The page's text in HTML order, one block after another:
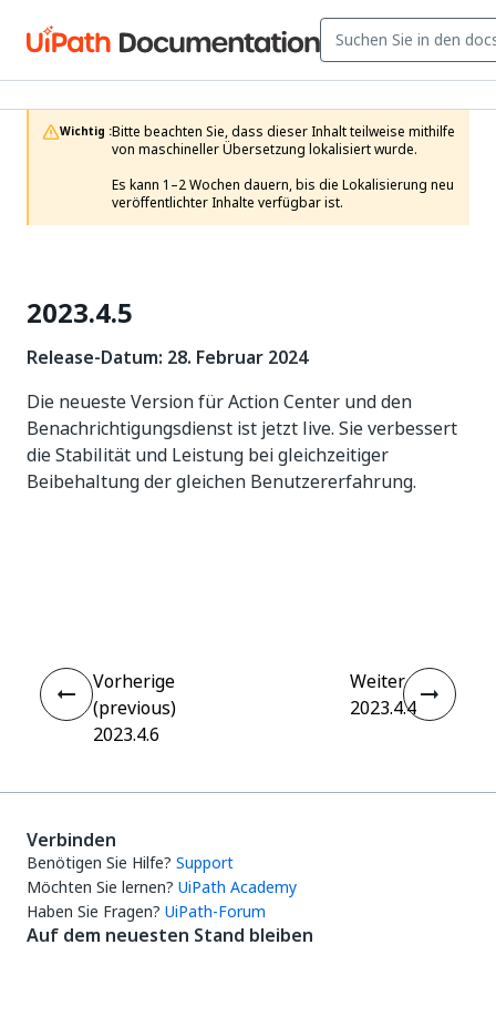
Wichtig :Bitte beachten Sie, dass dieser Inhalt teilweise mithilfe
von maschineller Übersetzung lokalisiert wurde.
Es kann 1–2 Wochen dauern, bis die Lokalisierung neu
veröffentlichter Inhalte verfügbar ist.
2023.4.5
Release-Datum: 28. Februar 2024
Die neueste Version für Action Center und den
Benachrichtigungsdienst ist jetzt live. Sie verbessert
die Stabilität und Leistung bei gleichzeitiger
Beibehaltung der gleichen Benutzererfahrung.
Vorherige
(previous)
2023.4.6
Weiter
2023.4.4
Verbinden
Benötigen Sie Hilfe? Support
Möchten Sie lernen? UiPath Academy
Haben Sie Fragen? UiPath-Forum
Auf dem neuesten Stand bleiben